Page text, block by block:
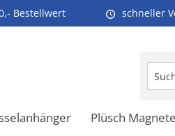
Bestellwert schneller
Plüsch Magnete